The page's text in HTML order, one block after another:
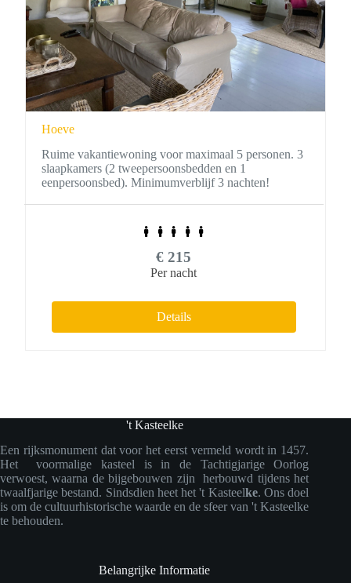
Hoeve
Ruime vakantiewoning voor maximaal 5 personen. 3
slaapkamers (2 tweepersoonsbedden en 1
eenpersoonsbed). Minimumverblijf 3 nachten!
€ 215
Per nacht
Details
't Kasteelke
Een rijksmonument dat voor het eerst vermeld wordt in 1457.
Het voormalige kasteel is in de Tachtigjarige Oorlog
verwoest, waarna de bijgebouwen zijn herbouwd tijdens het
twaalfjarige bestand. Sindsdien heet het 't Kasteelke. Ons doel
is om de cultuurhistorische waarde en de sfeer van 't Kasteelke
te behouden.
Belangrijke Informatie